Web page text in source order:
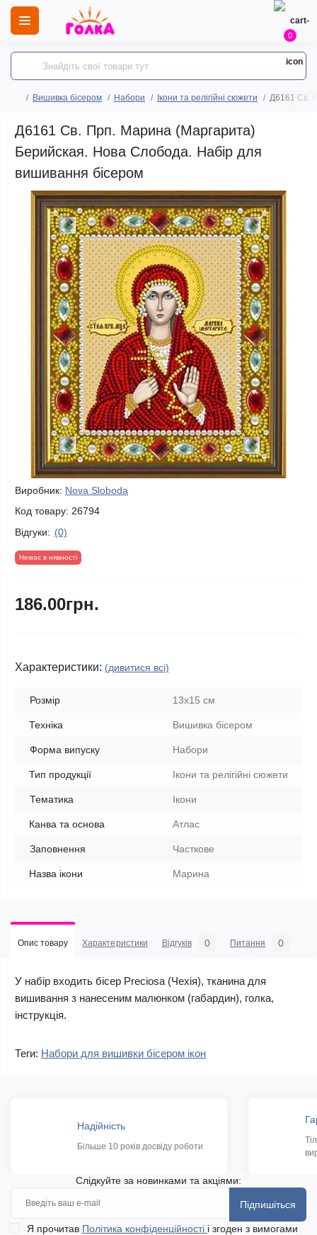
0
Вишивка бісером Набори Ікони та релігійні сюжети Д6161 Св.
Д6161 Св. Прп. Марина (Маргарита)
Берийская. Нова Слобода. Набір для
вишивання бісером
Виробник: Nova Sloboda
Код товару: 26794
Відгуки: (0)
Немає в нявності
186.00грн.
Характеристики: (дивитися всі)
Розмір 13х15 см
Техніка Вишивка бісером
Форма випуску Набори
Тип продукції Ікони та релігійні сюжети
Тематика Ікони
Канва та основа Атлас
Заповнення Часткове
Назва ікони Марина
Опис товару Характеристики Відгуків 0 Питання 0
У набір входить бісер Preciosa (Чехія), тканина для
вишивання з нанесеним малюнком (габардин), голка,
інструкція.
Теги: Набори для вишивки бісером ікон
Надійність
Більше 10 років досвіду роботи
Слідкуйте за новинками та акціями:
Підпишіться
Я прочитав Політика конфіденційності і згоден з вимогами